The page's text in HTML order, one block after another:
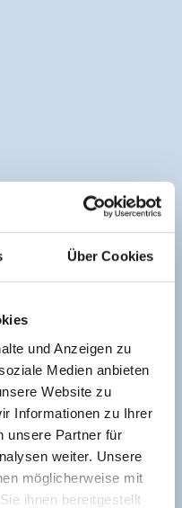
Über Cookies
und Anzeigen zu
Medien anbieten
Website zu
Informationen zu Ihrer
unsere Partner für
weiter. Unsere
möglicherweise mit
ihnen bereitgestellt